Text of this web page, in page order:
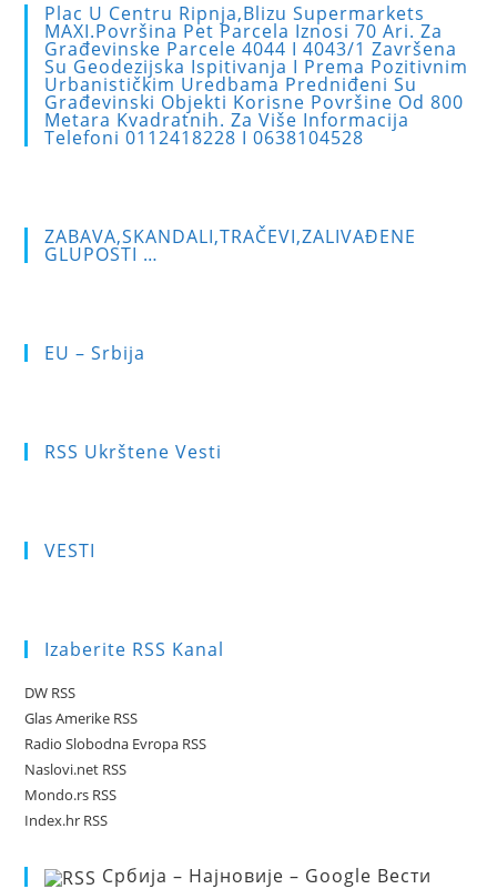
Plac U Centru Ripnja,blizu Supermarkets
MAXI.Površina Pet Parcela Iznosi 70 Ari. Za
Građevinske Parcele 4044 I 4043/1 Završena
Su Geodezijska Ispitivanja I Prema Pozitivnim
Urbanističkim Uredbama Predniđeni Su
Građevinski Objekti Korisne Površine Od 800
Metara Kvadratnih. Za Više Informacija
Telefoni 0112418228 I 0638104528
ZABAVA,SKANDALI,TRAČEVI,ZALIVAĐENE
GLUPOSTI …
EU – Srbija
RSS Ukrštene Vesti
VESTI
Izaberite RSS Kanal
DW RSS
Glas Amerike RSS
Radio Slobodna Evropa RSS
Naslovi.net RSS
Mondo.rs RSS
Index.hr RSS
Србија – Најновије – Google Вести